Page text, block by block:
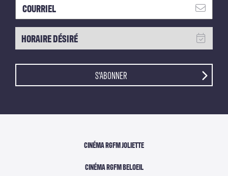
S'ABONNER
CINÉMA RGFM JOLIETTE
CINÉMA RGFM BELOEIL